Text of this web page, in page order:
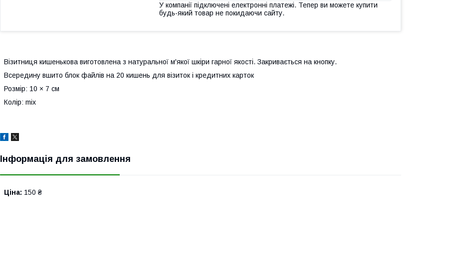
У компанії підключені електронні платежі. Тепер ви можете купити
будь-який товар не покидаючи сайту.
Візитниця кишенькова виготовлена з натуральної м'якої шкіри гарної якості. Закривається на кнопку.
Всередину вшито блок файлів на 20 кишень для візиток і кредитних карток
Розмір: 10 × 7 см
Колір: mix
Інформація для замовлення
Ціна: 150 ₴